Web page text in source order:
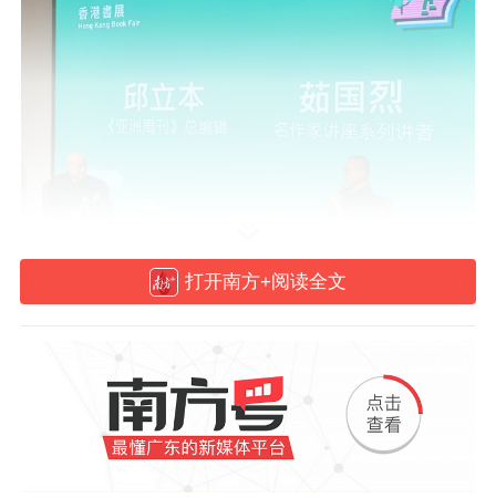
《亚洲周刊》总编辑邱立本在分享环节指
出，当前我们正处于人工智能高速发展的时
代，粤港澳大湾区作为高科技的重镇，也汇
打开南方+阅读全文